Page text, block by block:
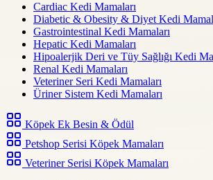
Cardiac Kedi Mamaları
Diabetic & Obesity & Diyet Kedi
Gastrointestinal Kedi Mamaları
Hepatic Kedi Mamaları
Hipoalerjik Deri ve Tüy Sağlığı Kedi
Renal Kedi Mamaları
Veteriner Seri Kedi Mamaları
Üriner Sistem Kedi Mamaları
Köpek Ek Besin & Ödül
Petshop Serisi Köpek Mamaları
Veteriner Serisi Köpek Mamaları